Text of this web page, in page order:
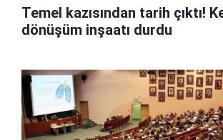
Temel kazısından tarih çıktı!
dönüşüm inşaatı durdu